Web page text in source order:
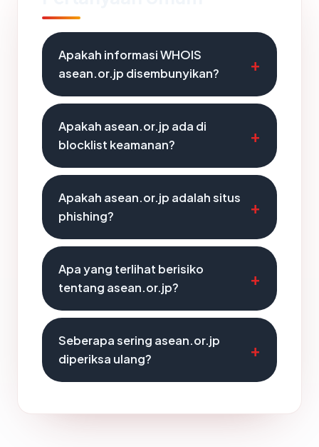
Apakah informasi WHOIS
asean.or.jp disembunyikan?
Apakah asean.or.jp ada di
blocklist keamanan?
Apakah asean.or.jp adalah situs
phishing?
Apa yang terlihat berisiko
tentang asean.or.jp?
Seberapa sering asean.or.jp
diperiksa ulang?